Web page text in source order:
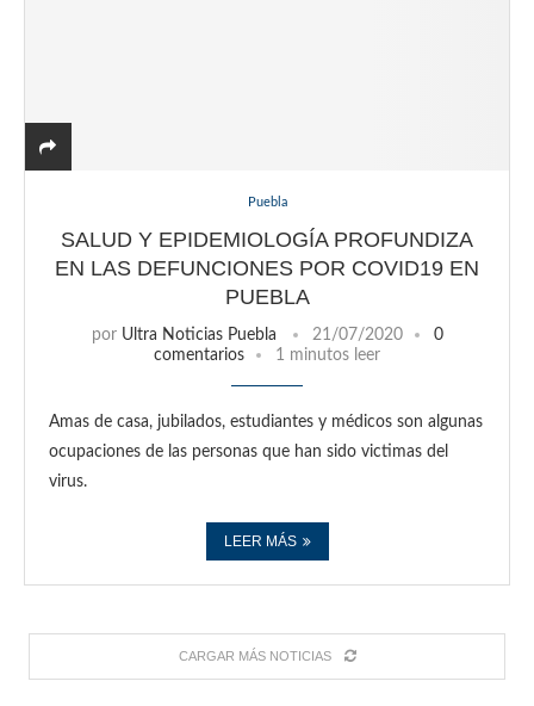
Puebla
SALUD Y EPIDEMIOLOGÍA PROFUNDIZA
EN LAS DEFUNCIONES POR COVID19 EN
PUEBLA
por Ultra Noticias Puebla 21/07/2020
0
comentarios
1 minutos leer
Amas de casa, jubilados, estudiantes y médicos son algunas
ocupaciones de las personas que han sido victimas del
virus.
LEER MÁS
CARGAR MÁS NOTICIAS